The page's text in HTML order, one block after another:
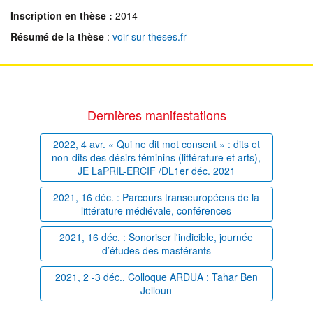
Inscription en thèse : 2014
Résumé de la thèse : voir sur theses.fr
Dernières manifestations
2022, 4 avr. « Qui ne dit mot consent » : dits et
non-dits des désirs féminins (littérature et arts),
JE LaPRIL-ERCIF /DL1er déc. 2021
2021, 16 déc. : Parcours transeuropéens de la
littérature médiévale, conférences
2021, 16 déc. : Sonoriser l'indicible, journée
d’études des mastérants
2021, 2 -3 déc., Colloque ARDUA : Tahar Ben
Jelloun